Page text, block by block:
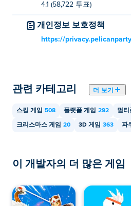
게 플레이할 수 있나요?
마우스 마우스, 클라임 더
와 데스크톱에서 플레이할
마우스 마우스, 하우스 오르기는
4.1 (58,722 투표)
개인정보 보호정책
https://
관련 카테고리 더 보기
스킬 게임 508 플랫폼 게임 292 멀티
크리스마스 게임 20 3D 게임 363 파
이 개발자의 더 많은 게임